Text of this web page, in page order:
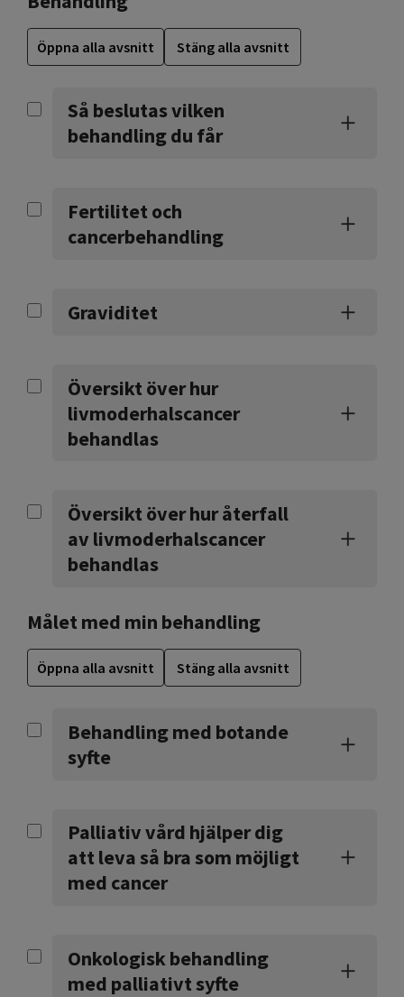
Öppna alla avsnitt Stäng alla avsnitt
Så beslutas vilken
behandling du får
Fertilitet och
cancerbehandling
Graviditet
Översikt över hur
livmoderhalscancer
behandlas
Översikt över hur återfall
av livmoderhalscancer
behandlas
Målet med min behandling
Öppna alla avsnitt Stäng alla avsnitt
Behandling med botande
syfte
Palliativ vård hjälper dig
att leva så bra som möjligt
med cancer
Onkologisk behandling
med palliativt syfte